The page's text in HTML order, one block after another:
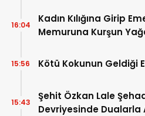
Kadın Kılığına Girip
Memuruna Kurşun
16:04
Kötü Kokunun Geldiği
15:56
Şehit Özkan Lale
Devriyesinde Dualarla
15:43